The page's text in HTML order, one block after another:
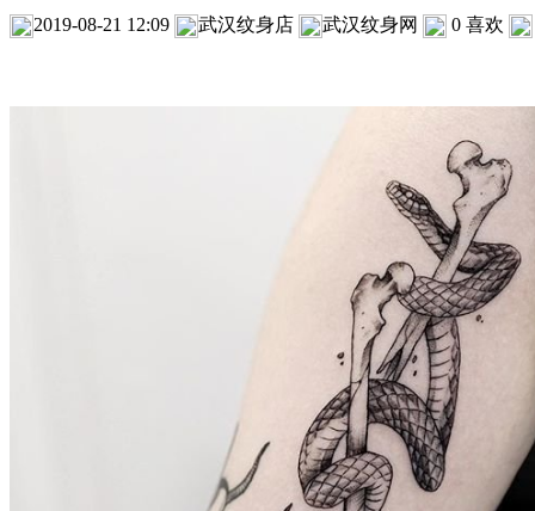
2019-08-21 12:09 武汉纹身店 武汉纹身网 0 喜欢